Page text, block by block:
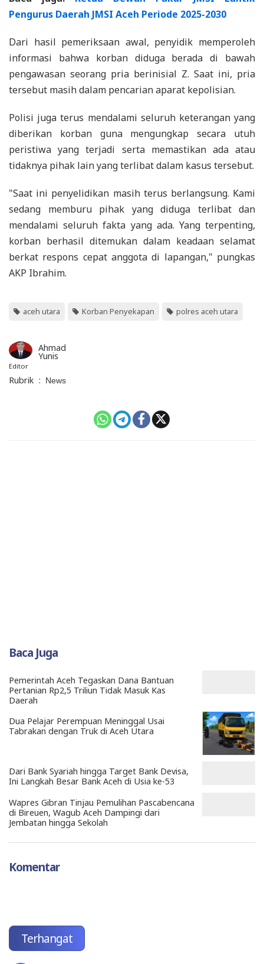
Pengurus Daerah JMSI Aceh Periode 2025-2030
Dari hasil pemeriksaan awal, penyidik memperoleh
informasi bahwa korban diduga berada di bawah
pengawasan seorang pria berinisial Z. Saat ini, pria
tersebut masih dalam pencarian aparat kepolisian.
Polisi juga terus mendalami seluruh keterangan yang
diberikan korban guna mengungkap secara utuh
peristiwa yang terjadi serta memastikan ada atau
tidaknya pihak lain yang terlibat dalam kasus tersebut.
"Saat ini penyelidikan masih terus berlangsung. Kami
sedang memburu pihak yang diduga terlibat dan
mendalami seluruh fakta yang ada. Yang terpenting,
korban berhasil ditemukan dalam keadaan selamat
berkat respons cepat anggota di lapangan," pungkas
AKP Ibrahim.
aceh utara Korban Penyekapan polres aceh utara
Ahmad
Yunis
Editor
Rubrik : News
Baca Juga
Pemerintah Aceh Tegaskan Dana Bantuan
Pertanian Rp2,5 Triliun Tidak Masuk Kas
Daerah
Dua Pelajar Perempuan Meninggal Usai
Tabrakan dengan Truk di Aceh Utara
Dari Bank Syariah hingga Target Bank Devisa,
Ini Langkah Besar Bank Aceh di Usia ke-53
Wapres Gibran Tinjau Pemulihan Pascabencana
di Bireuen, Wagub Aceh Dampingi dari
Jembatan hingga Sekolah
Komentar
Terhangat